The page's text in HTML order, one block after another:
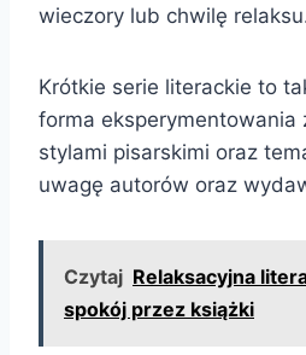
wieczory lub chwilę
Krótkie serie literackie to
forma eksperymentowania
stylami pisarskimi oraz
uwagę autorów oraz
Czytaj Relaksacyjna
spokój przez książki